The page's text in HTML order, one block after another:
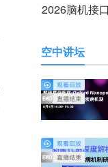
2026脑机接
空中讲坛